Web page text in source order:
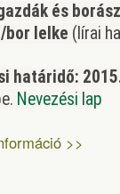
és
bor lelke (lírai
határidő:
Nevezési lap
>>